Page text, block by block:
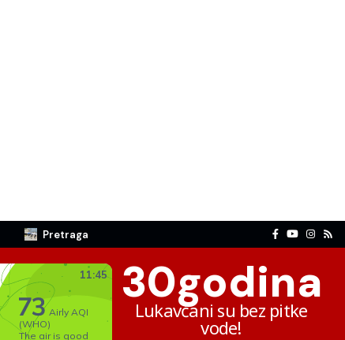
Pretraga
30godina
Lukavčani su bez pitke
vode!